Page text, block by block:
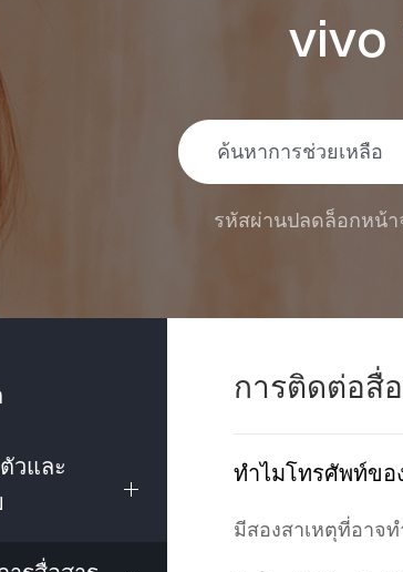
vivo
รหัสผ่านปลดล็อกหน้า
วและ
การติดต่อสื่
ทำไมโทรศัพท์ขอ
มีสองสาเหตุที่อาจ